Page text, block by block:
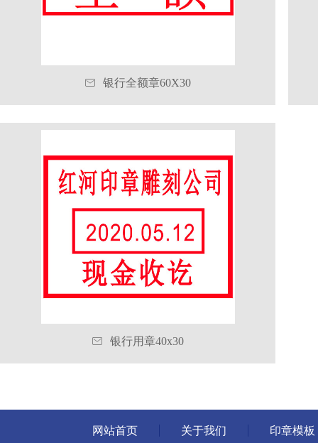
 银行全额章60X30
 银行用章40x30
网站首页 关于我们 印章模板